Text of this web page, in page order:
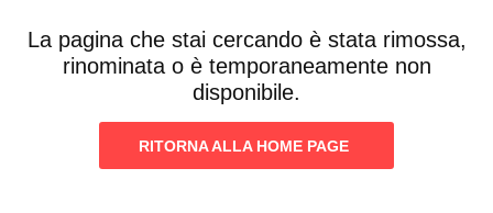
La pagina che stai cercando è stata rimossa,
rinominata o è temporaneamente non
disponibile.
RITORNA ALLA HOME PAGE